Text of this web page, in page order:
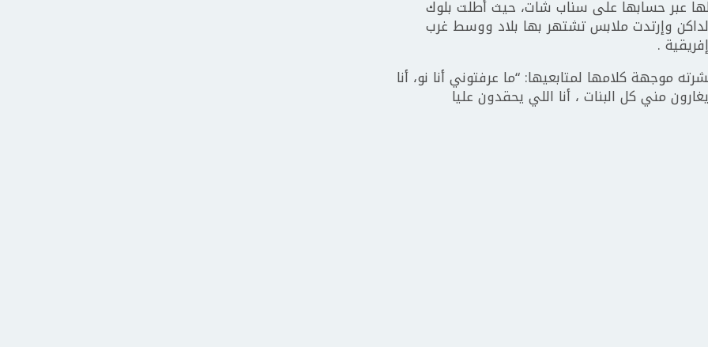
عبر حسابها على سناب شات، حيث أطلت بلوك
وإرتدت ملابس تشتهر بها بلاد ووسط غرب
.
موجهة كلامها لمتابعيها: “ما عرفتوني أنا نو، أنا
مني كل البنات ، أنا اللي يحقدون عليا